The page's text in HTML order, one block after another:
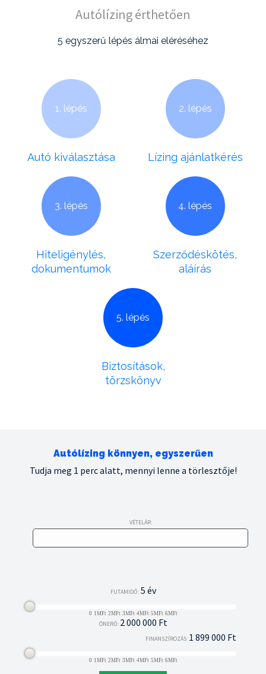
Autólízing érthetően
5 egyszerű lépés álmai eléréséhez
1. lépés
Autó kiválasztása
2. lépés
Lízing ajánlatkérés
3. lépés
Hiteligénylés,
dokumentumok
4. lépés
Szerződéskötés,
aláírás
5. lépés
Biztosítások,
törzskönyv
Autólízing könnyen, egyszerűen
Tudja meg 1 perc alatt, mennyi lenne a törlesztője!
VÉTELÁR:
FUTAMIDŐ: 5 év
0 1MFt 2MFt 3MFt 4MFt 5MFt 6MFt
ÖNERŐ: 2 000 000 Ft
FINANSZÍROZÁS: 1 899 000 Ft
0 1MFt 2MFt 3MFt 4MFt 5MFt 6MFt